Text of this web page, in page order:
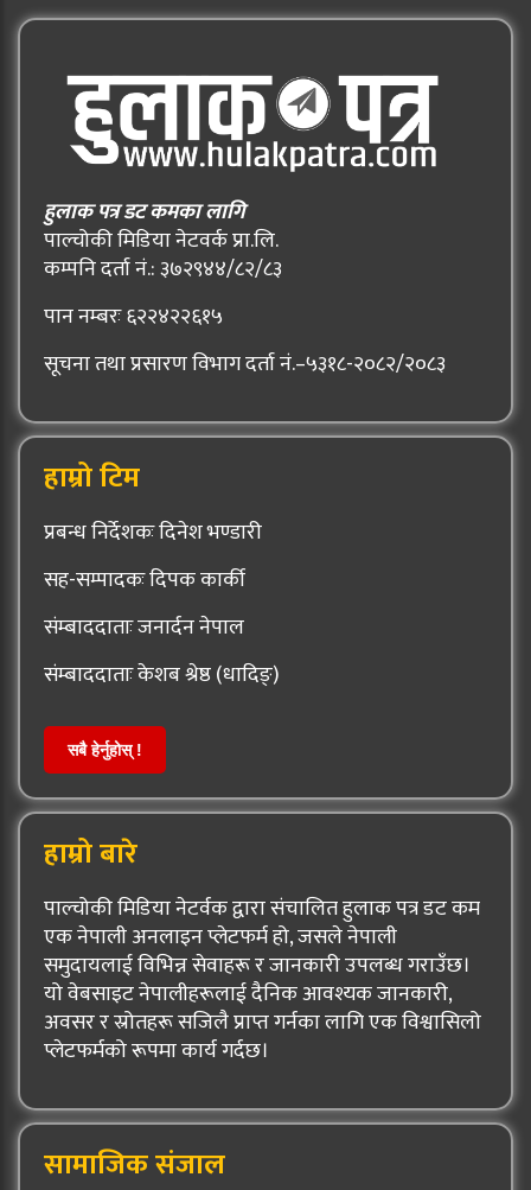
हुलाक पत्र डट कमका लागि
पाल्चोकी मिडिया नेटवर्क प्रा.लि.
कम्पनि दर्ता नं.: ३७२९४४/८२/८३
पान नम्बरः ६२२४२२६१५
सूचना तथा प्रसारण विभाग दर्ता नं.–५३१८-२०८२/२०८३
हाम्रो टिम
प्रबन्ध निर्देशकः दिनेश भण्डारी
सह-सम्पादकः दिपक कार्की
संम्बाददाताः जनार्दन नेपाल
संम्बाददाताः केशब श्रेष्ठ (धादिङ्)
सबै हेर्नुहोस् !
हाम्रो बारे
पाल्चोकी मिडिया नेटर्वक द्वारा संचालित हुलाक पत्र डट कम
एक नेपाली अनलाइन प्लेटफर्म हो, जसले नेपाली
समुदायलाई विभिन्न सेवाहरू र जानकारी उपलब्ध गराउँछ।
यो वेबसाइट नेपालीहरूलाई दैनिक आवश्यक जानकारी,
अवसर र स्रोतहरू सजिलै प्राप्त गर्नका लागि एक विश्वासिलो
प्लेटफर्मको रूपमा कार्य गर्दछ।
सामाजिक संजाल